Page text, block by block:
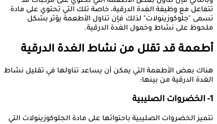
تتفاعل مع وظيفة الغدة الدرقية، خاصة تلك التي تحتوي على مادة
تسمى "جلوكوزينولات" لذلك فإن تناول الأطعمة يؤثر بشكل
ملحوظ على نشاط وخمول الغدة الدرقية.
أطعمة قد تقلل من نشاط الغدة الدرقية
هناك بعض الأطعمة التي يمكن أن يساعد تناولها في تقليل نشاط
الغدة الدرقية من بينها:
1- الخضروات الصليبية
تتميز الخضروات الصليبية باحتوائها على مادة الجلوكوزينولات التي